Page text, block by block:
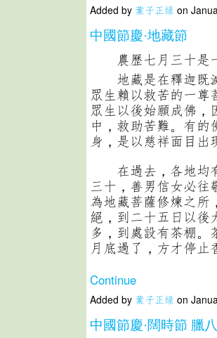
Added by 葉子正绿 on
中國節慶·地藏節
農歷七月三十是一
地藏是在釋迦既
眾生賴以救苦的一
眾生以後始願成佛
中，救助苦難。有
身，是以慈祥面目出
在過去，各地均
三十，善男信女必
為地藏菩薩修煉之所
絕，到二十五日以後
多，到處設有茶棚
月底過了，方才停
Continue
Added by 葉子正绿 on
中國節慶·闊時節 臘